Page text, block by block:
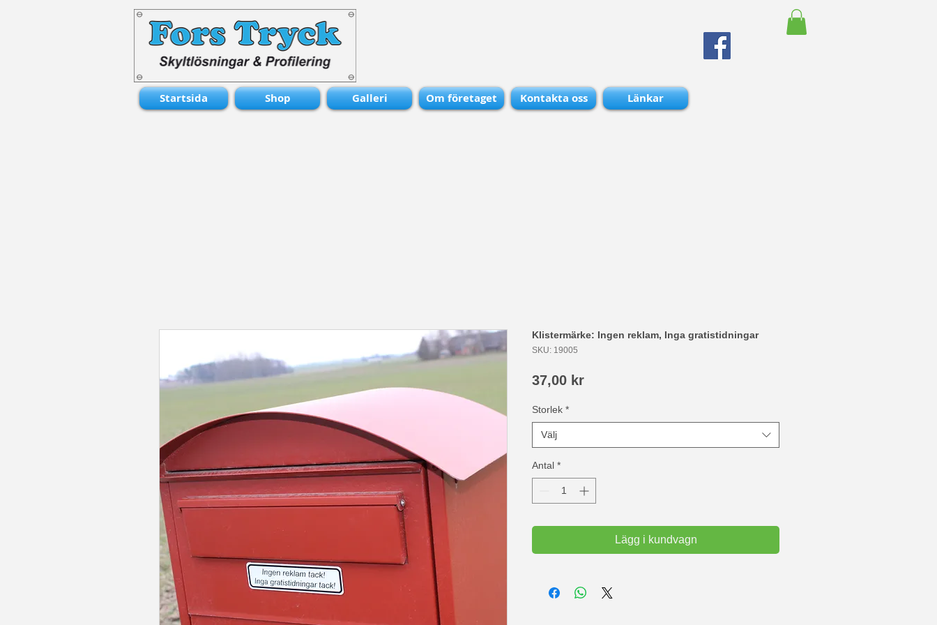
Startsida Shop Galleri Om företaget Kontakta oss Länkar
Klistermärke: Ingen reklam, Inga gratistidningar
SKU: 19005
37,00 krPris
Storlek *
Välj
Antal *
Lägg i kundvagn